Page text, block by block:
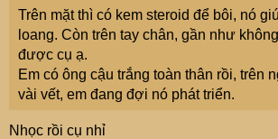
Trên mặt thì có kem steroid để bôi, nó
loang. Còn trên tay chân, gần như
được cụ ạ.
Em có ông cậu trắng toàn thân rồi, trên
vài vết, em đang đợi nó phát triển.
Nhọc rồi cụ nhỉ